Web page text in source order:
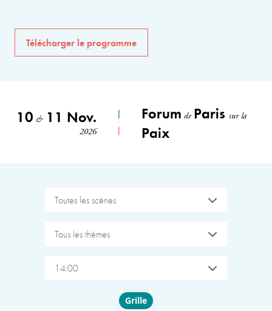
Télécharger le programme
10 &11 Nov.
2026
Forum de Parissur la
Paix
Toutes les scènes
Tous les thèmes
14:00
Choose layout
Grille